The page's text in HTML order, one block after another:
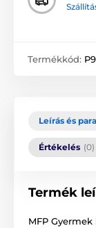
Termékkód:
Leírás és
Értékelés (0)
Termék
MFP